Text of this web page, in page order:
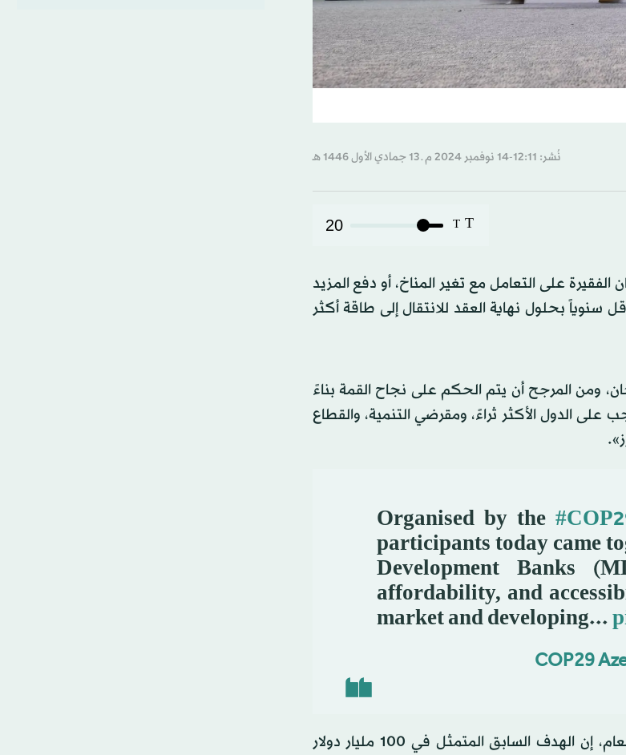
نُشر: 12:11-14 نوفمبر 2024 م ـ 13 جمادي الأول 1446 هـ
T
T
20
على التعامل مع تغير المناخ، أو دفع المزيد
سنوياً بحلول نهاية العقد للانتقال إلى طاقة أكثر
«كوب 29» التي تُعقد في أذربيجان، ومن المرجح أن يتم الحكم على نجاح القمة بناءً
الدول الأكثر ثراءً، ومقرضي التنمية، والقطاع
Organised by the
participants today came
Development Banks
affordability, and
market and developing...
وقالت «منظمة التعاون الاقتصادي والتنمية»، في وقت سابق من هذا العام، إن الهدف السابق المتمثل في 100 مليار دولار